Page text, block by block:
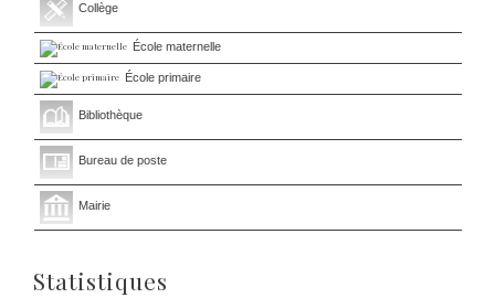
Collège
École maternelle
École primaire
Bibliothèque
Bureau de poste
Mairie
Statistiques